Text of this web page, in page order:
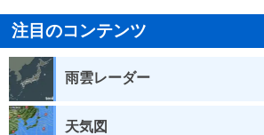
注目のコンテンツ
雨雲レーダー
天気図